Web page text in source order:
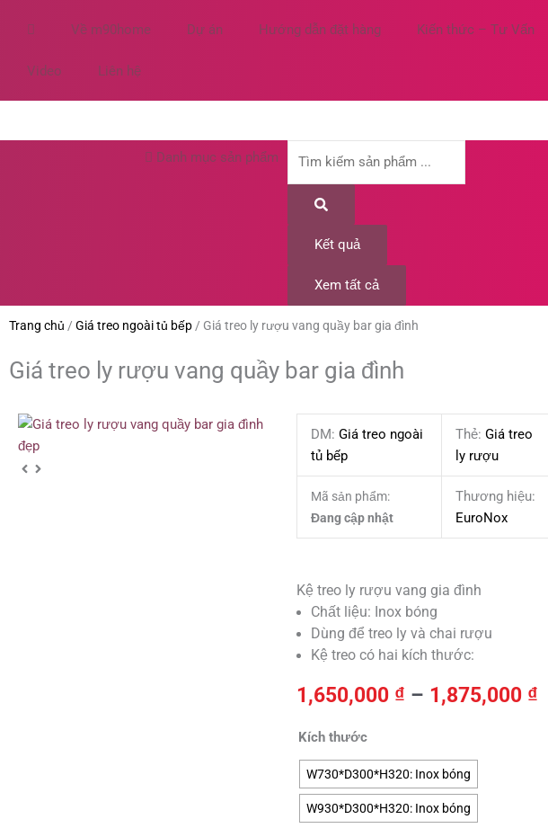
Về m90home Dự án Hướng dẫn đặt hàng Kiến thức – Tư Vấn
Video Liên hệ
Danh mục sản phẩm
Kết quả
Xem tất cả
Trang chủ / Giá treo ngoài tủ bếp / Giá treo ly rượu vang quầy bar gia đình
Giá treo ly rượu vang quầy bar gia đình
DM: Giá treo ngoài
tủ bếp
Thẻ: Giá treo
ly rượu
Mã sản phẩm:
Đang cập nhật
Thương hiệu:
EuroNox
Kệ treo ly rượu vang gia đình
Chất liệu: Inox bóng
Dùng để treo ly và chai rượu
Kệ treo có hai kích thước:
1,650,000 ₫ – 1,875,000 ₫
Kích thước
W730*D300*H320: Inox bóng
W930*D300*H320: Inox bóng
Giá
rượu
vang